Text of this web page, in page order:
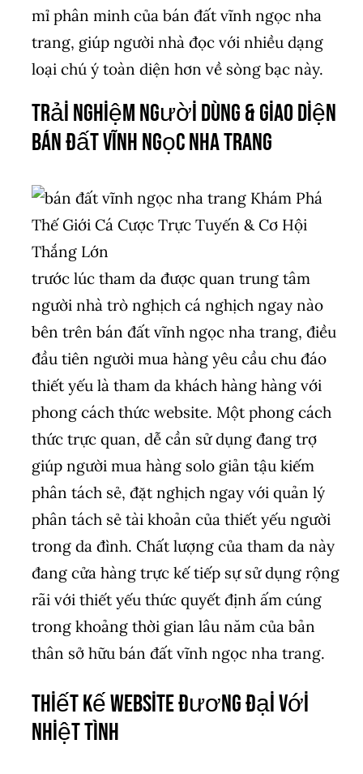
mỉ phân minh của bán đất vĩnh ngọc nha
trang, giúp người nhà đọc với nhiều dạng
loại chú ý toàn diện hơn về sòng bạc này.
Trải Nghiệm Người Dùng & Giao Diện
bán đất vĩnh ngọc nha trang
trước lúc tham da được quan trung tâm
người nhà trò nghịch cá nghịch ngay nào
bên trên bán đất vĩnh ngọc nha trang, điều
đầu tiên người mua hàng yêu cầu chu đáo
thiết yếu là tham da khách hàng hàng với
phong cách thức website. Một phong cách
thức trực quan, dễ cần sử dụng đang trợ
giúp người mua hàng solo giản tậu kiếm
phân tách sẻ, đặt nghịch ngay với quản lý
phân tách sẻ tài khoản của thiết yếu người
trong da đình. Chất lượng của tham da này
đang cửa hàng trực kế tiếp sự sử dụng rộng
rãi với thiết yếu thức quyết định ấm cúng
trong khoảng thời gian lâu năm của bản
thân sở hữu bán đất vĩnh ngọc nha trang.
Thiết kế website đương đại với
nhiệt tình